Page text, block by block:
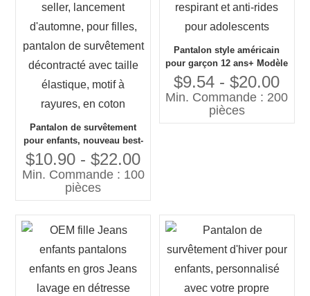
Pantalon de survêtement
pour enfants, nouveau best-
seller, lancement
d'automne, pour filles,
pantalon de survêtement
décontracté avec taille
$10.90 - $22.00
Min. Commande : 100
pièces
Pantalon style américain
pour garçon 12 ans+ Modèle
solide respirant et anti-rides
pour adolescents
$9.54 - $20.00
Min. Commande : 200
pièces